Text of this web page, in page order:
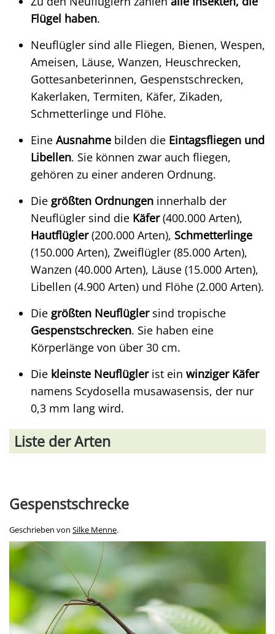
Flügel haben.
Neuflügler sind alle Fliegen, Bienen, Wespen,
Ameisen, Läuse, Wanzen, Heuschrecken,
Gottesanbeterinnen, Gespenstschrecken,
Kakerlaken, Termiten, Käfer, Zikaden,
Schmetterlinge und Flöhe.
Eine Ausnahme bilden die Eintagsfliegen und
Libellen. Sie können zwar auch fliegen,
gehören zu einer anderen Ordnung.
Die größten Ordnungen innerhalb der
Neuflügler sind die Käfer(400.000 Arten),
Hautflügler(200.000 Arten), Schmetterlinge
(150.000 Arten), Zweiflügler (85.000 Arten),
Wanzen (40.000 Arten), Läuse (15.000 Arten),
Libellen (4.900 Arten) und Flöhe (2.000 Arten).
Die größten Neuflüglersind tropische
Gespenstschrecken. Sie haben eine
Körperlänge von über 30 cm.
Die kleinste Neuflüglerist ein winziger Käfer
namens Scydosella musawasensis, der nur
0,3 mm lang wird.
Liste der Arten
Gespenstschrecke
Geschrieben von Silke Menne.